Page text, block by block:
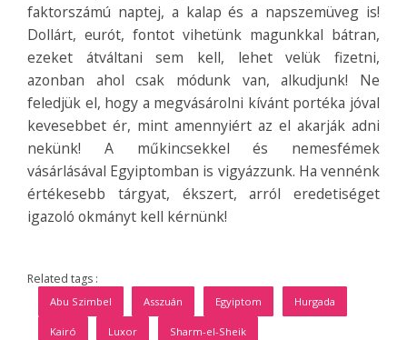
faktorszámú naptej, a kalap és a napszemüveg is!
Dollárt, eurót, fontot vihetünk magunkkal bátran,
ezeket átváltani sem kell, lehet velük fizetni,
azonban ahol csak módunk van, alkudjunk! Ne
feledjük el, hogy a megvásárolni kívánt portéka jóval
kevesebbet ér, mint amennyiért az el akarják adni
nekünk! A műkincsekkel és nemesfémek
vásárlásával Egyiptomban is vigyázzunk. Ha vennénk
értékesebb tárgyat, ékszert, arról eredetiséget
igazoló okmányt kell kérnünk!
Related tags :
Abu Szimbel Asszuán Egyiptom Hurgada
Kairó Luxor Sharm-el-Sheik